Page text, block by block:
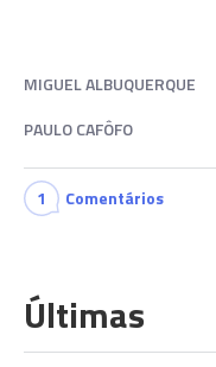
MIGUEL ALBUQUERQUE
PAULO CAFÔFO
1 Comentários
Últimas